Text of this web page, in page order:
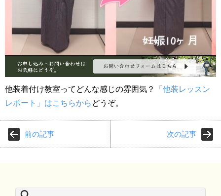
他装着付け教室ってどんな感じの雰囲気？
「他装レッスン
レポート」はこちらから どうぞ。
前の記事 次の記事
索: